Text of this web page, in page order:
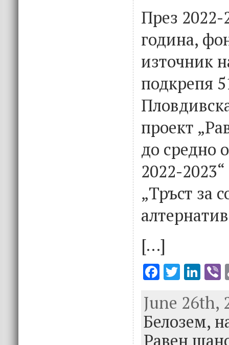
През 2022-
година,
източник
подкрепя
проект
до средно
2022-
„Тръст за
[…]
F
e
b
o
T
it
te
r
Li
k
e
dI
June 26th,
Белозем,
Равен